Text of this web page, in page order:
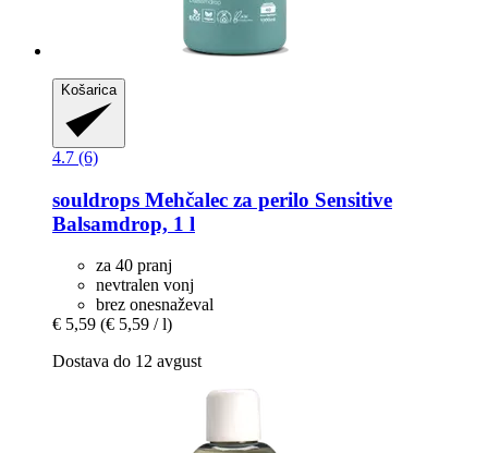
Košarica
4.7 (6)
souldrops Mehčalec za perilo Sensitive
Balsamdrop, 1 l
za 40 pranj
nevtralen vonj
brez onesnaževal
€ 5,59 (€ 5,59 / l)
Dostava do 12 avgust